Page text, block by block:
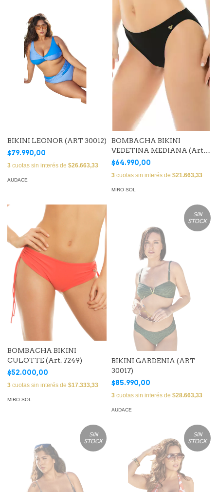
BIKINI LEONOR (ART 30012)
$79.990,00
3 cuotas sin interés de $26.663,33
AUDACE
BOMBACHA BIKINI
VEDETINA MEDIANA (Art.
7255)
$64.990,00
3 cuotas sin interés de $21.663,33
MIRO SOL
BOMBACHA BIKINI
CULOTTE (Art. 7249)
$52.000,00
3 cuotas sin interés de $17.333,33
MIRO SOL
SIN
STOCK
BIKINI GARDENIA (ART
30017)
$85.990,00
3 cuotas sin interés de $28.663,33
AUDACE
SIN
STOCK
SIN
STOCK